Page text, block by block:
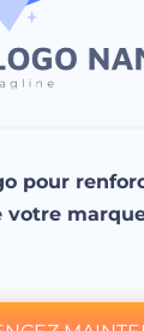
pour
votre